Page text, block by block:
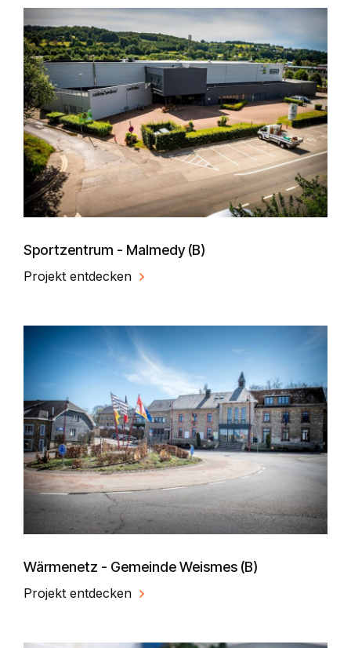
Sportzentrum - Malmedy (B)
Projekt entdecken
Wärmenetz - Gemeinde Weismes (B)
Projekt entdecken